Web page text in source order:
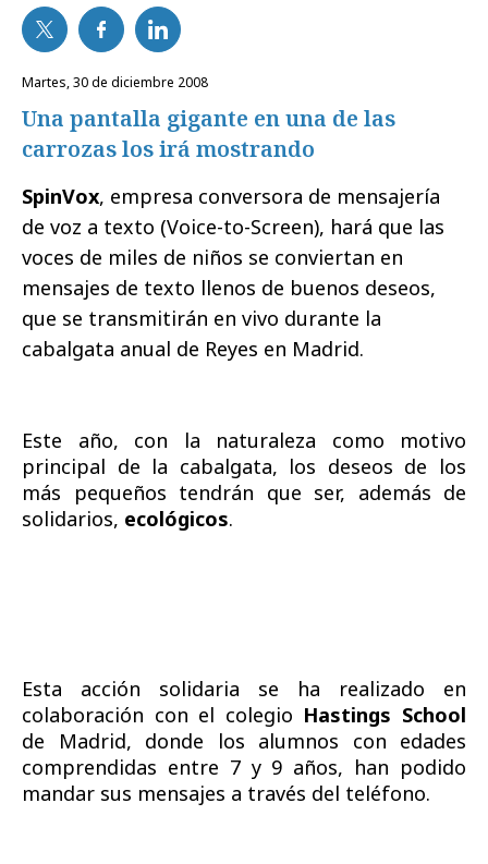
martes, 30 de diciembre 2008
Una pantalla gigante en una de las
carrozas los irá mostrando
SpinVox, empresa conversora de mensajería
de voz a texto (Voice-to-Screen), hará que las
voces de miles de niños se conviertan en
mensajes de texto llenos de buenos deseos,
que se transmitirán en vivo durante la
cabalgata anual de Reyes en Madrid.
Este año, con la naturaleza como motivo
principal de la cabalgata, los deseos de los
más pequeños tendrán que ser, además de
solidarios, ecológicos.
Esta acción solidaria se ha realizado en
colaboración con el colegio Hastings School
de Madrid, donde los alumnos con edades
comprendidas entre 7 y 9 años, han podido
mandar sus mensajes a través del teléfono.